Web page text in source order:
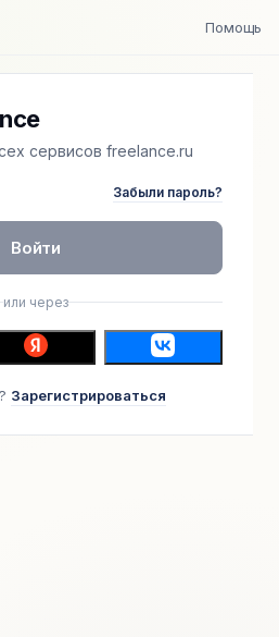
Помощь
сервисов freelance.ru
Забыли пароль?
Войти
или через
Зарегистрироваться